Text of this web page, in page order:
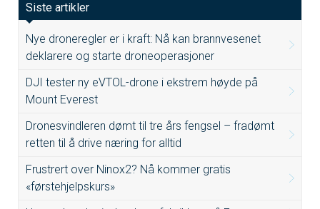
Siste artikler
Nye droneregler er i kraft: Nå kan brannvesenet
deklarere og starte droneoperasjoner
DJI tester ny eVTOL-drone i ekstrem høyde på
Mount Everest
Dronesvindleren dømt til tre års fengsel – fradømt
retten til å drive næring for alltid
Frustrert over Ninox2? Nå kommer gratis
«førstehjelpskurs»